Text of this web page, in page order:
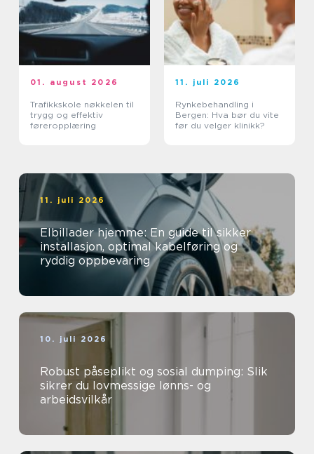
01. august 2026
Trafikkskole nøkkelen til
trygg og effektiv
føreropplæring
11. juli 2026
Rynkebehandling i
Bergen: Hva bør du vite
før du velger klinikk?
11. juli 2026
Elbillader hjemme: En guide til sikker
installasjon, optimal kabelføring og
ryddig oppbevaring
10. juli 2026
Robust påseplikt og sosial dumping: Slik
sikrer du lovmessige lønns- og
arbeidsvilkår